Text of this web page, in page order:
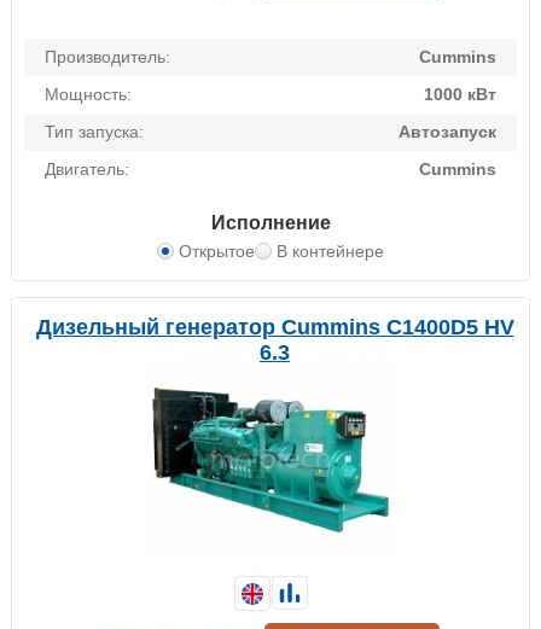
Производитель:
Cummins
Мощность:
1000 кВт
Тип запуска:
Автозапуск
Двигатель:
Cummins
Исполнение
Открытое В контейнере
Дизельный генератор Cummins C1400D5 HV
6.3